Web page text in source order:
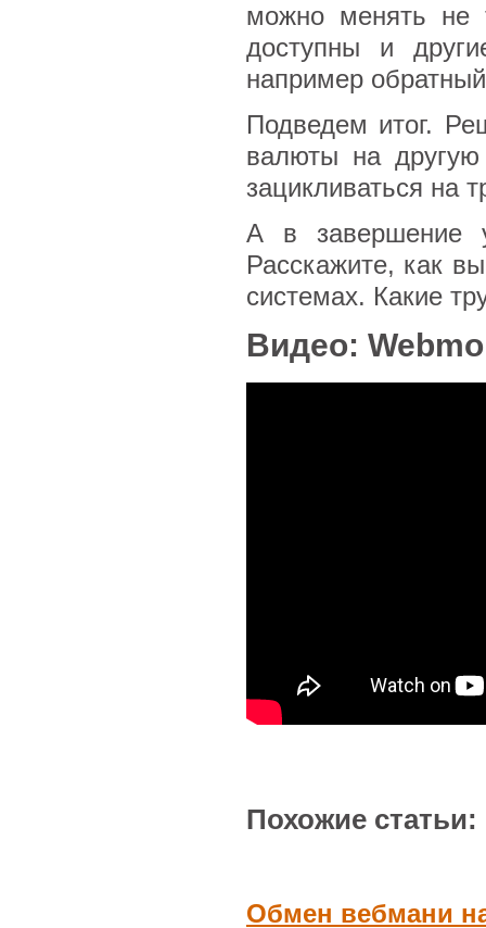
можно менять не
доступны и
например
Подведем итог.
валюты на
зацикливаться на
А в завершение
Расскажите, как
системах. Какие
Видео:
Похожие статьи:
Обмен вебмани